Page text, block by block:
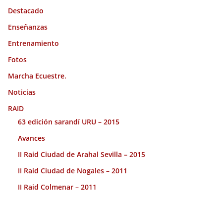
Destacado
Enseñanzas
Entrenamiento
Fotos
Marcha Ecuestre.
Noticias
RAID
63 edición sarandí URU – 2015
Avances
II Raid Ciudad de Arahal Sevilla – 2015
II Raid Ciudad de Nogales – 2011
II Raid Colmenar – 2011